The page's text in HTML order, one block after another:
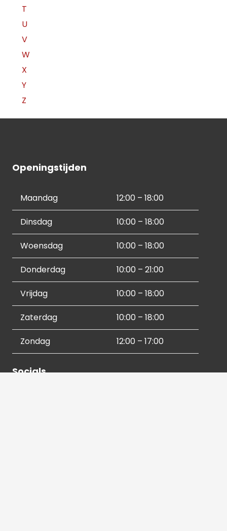
T
U
V
W
X
Y
Z
Openingstijden
Maandag 12:00 – 18:00
Dinsdag 10:00 – 18:00
Woensdag 10:00 – 18:00
Donderdag 10:00 – 21:00
Vrijdag 10:00 – 18:00
Zaterdag 10:00 – 18:00
Zondag 12:00 – 17:00
Socials